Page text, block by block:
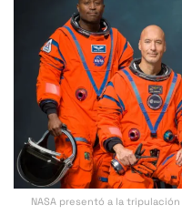
NASA presentó a la